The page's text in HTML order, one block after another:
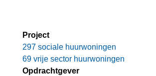
Project
297 sociale huurwoningen
69 vrije sector huurwoningen
Opdrachtgever